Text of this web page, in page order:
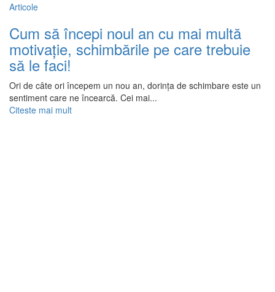
Articole
Cum să începi noul an cu mai multă
motivație, schimbările pe care trebuie
să le faci!
Ori de câte ori începem un nou an, dorința de schimbare este un
sentiment care ne încearcă. Cei mai...
Citeste mai mult